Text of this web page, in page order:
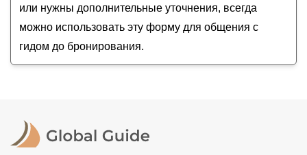
или нужны дополнительные уточнения, всегда
можно использовать эту форму для общения с
гидом до бронирования.